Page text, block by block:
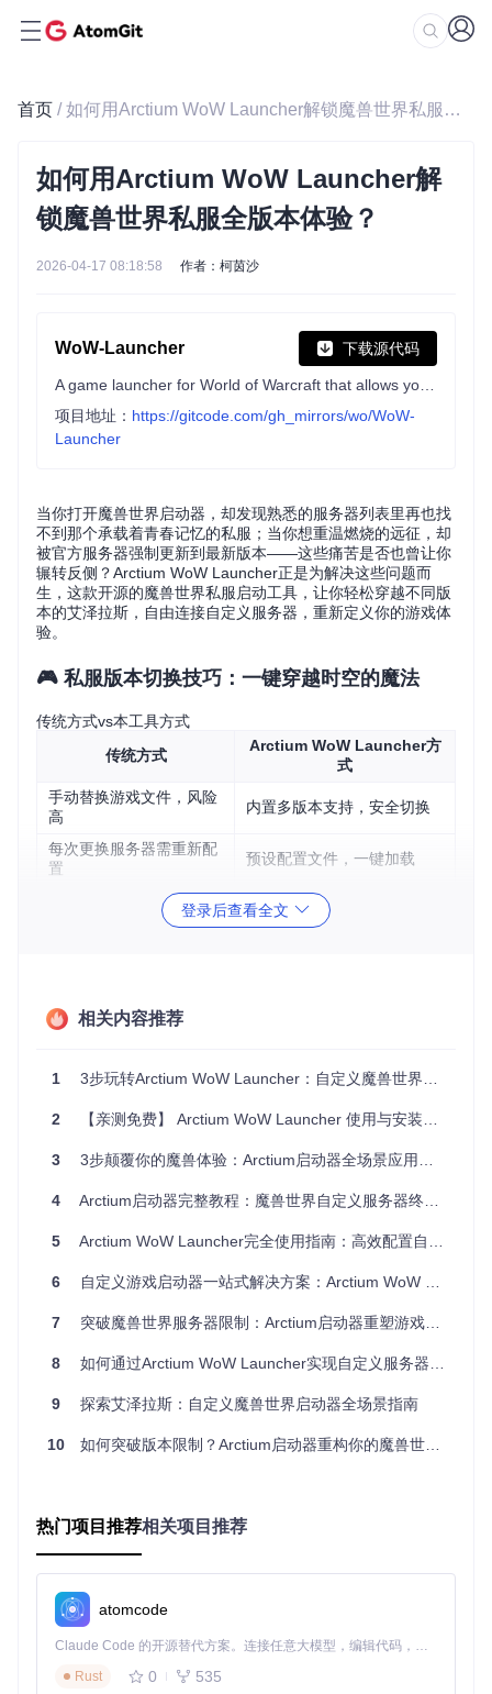
首页 / 如何用Arctium WoW Launcher解锁魔兽世界私服全版本体验？
如何用Arctium WoW Launcher解
锁魔兽世界私服全版本体验？
2026-04-17 08:18:58 作者：柯茵沙
WoW-Launcher 下载源代码
项目地址： https://gitcode.com/gh_mirrors/wo/WoW-
Launcher
当你打开魔兽世界启动器，却发现熟悉的服务器列表里再也找
不到那个承载着青春记忆的私服；当你想重温燃烧的远征，却
被官方服务器强制更新到最新版本——这些痛苦是否也曾让你
辗转反侧？Arctium WoW Launcher正是为解决这些问题而
生，这款开源的魔兽世界私服启动工具，让你轻松穿越不同版
本的艾泽拉斯，自由连接自定义服务器，重新定义你的游戏体
验。
🎮 私服版本切换技巧：一键穿越时空的魔法
传统方式vs本工具方式
传统方式
Arctium WoW Launcher方
式
手动替换游戏文件，风险
高
内置多版本支持，安全切换
每次更换服务器需重新配
置
预设配置文件，一键加载
版本不兼容导致频繁报错 智能版本检测，自动适配
暗影国度（9.x系列）
探索小贴士：在启动器设置中创建不同版本的配置文件，就像
标版本。
⚙️ 打造你的专属传送门：编译与部署指南
.NET Core SDK 7.0.0或更高版本
魔兽世界游戏客户端
获取魔法卷轴
咒语解析：这条命令会将启动器的源代码下载到你的电脑
打开解决方案文件Arctium.WoW.Launcher.sln
执行锻造命令：
咒语解析：这行代码会将源代码转化为可执行程序，-r参
数指定了Windows 64位系统，-c Release表示生成优化后
登录后查看全文
相关内容推荐
1 3步玩转Arctium WoW Launcher：自定义魔兽世界服务器连接工具全攻略
2 【亲测免费】 Arctium WoW Launcher 使用与安装指南
3 3步颠覆你的魔兽体验：Arctium启动器全场景应用指南
4 Arctium启动器完整教程：魔兽世界自定义服务器终极指南
5 Arctium WoW Launcher完全使用指南：高效配置自定义服务器连接
6 自定义游戏启动器一站式解决方案：Arctium WoW Launcher完全配置指南
7 突破魔兽世界服务器限制：Arctium启动器重塑游戏连接体验
8 如何通过Arctium WoW Launcher实现自定义服务器连接：怀旧游戏工具全攻略
9 探索艾泽拉斯：自定义魔兽世界启动器全场景指南
10 如何突破版本限制？Arctium启动器重构你的魔兽世界体验
热门项目推荐相关项目推荐
atomcode
Claude Code 的开源替代方案。连接任意大模型，编辑代码，运行命令，自动验证 — 全自动执行。用 Rust 构建，极致性能。 ｜ An open-source alternative to Claude Code. Connect any LLM, edit code, run commands, and verify changes — autonomously. Built in Rust for speed. Get Started
Rust
0 535